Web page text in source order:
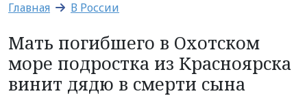
Главная В России
Мать погибшего в Охотском
море подростка из Красноярска
винит дядю в смерти сына